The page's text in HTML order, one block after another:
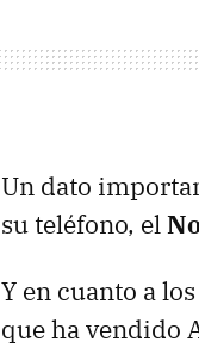
Un dato
su teléfono, el
Y en cuanto a
que ha vendido